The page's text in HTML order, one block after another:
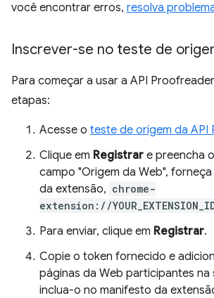
você encontrar erros, resolva
Inscrever-se no teste de
Para começar a usar a API
etapas:
Acesse o teste de origem da API
Clique em Registrar e preencha
campo "Origem da Web", forneça
da extensão, chrome-
extension://
Para enviar, clique em Registrar.
Copie o token fornecido e
páginas da Web participantes na
inclua-o no manifesto da